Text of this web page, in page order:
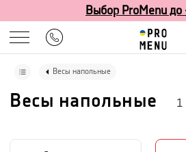
Выбор ProMenu
Весы напольные
Весы напольные 1